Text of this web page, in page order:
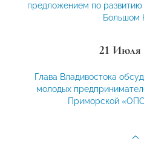
предложением по
Большом
21 Июля
Глава Владивостока
молодых
Приморской